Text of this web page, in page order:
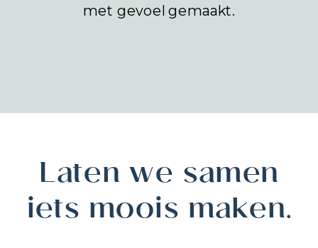
met gevoel gemaakt.
Laten we samen
iets moois maken.